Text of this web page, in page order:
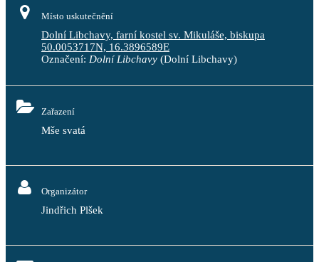
Místo uskutečnění
Dolní Libchavy, farní kostel sv. Mikuláše, biskupa
50.0053717N, 16.3896589E
Označení: Dolní Libchavy (Dolní Libchavy)
Zařazení
Mše svatá
Organizátor
Jindřich Plšek